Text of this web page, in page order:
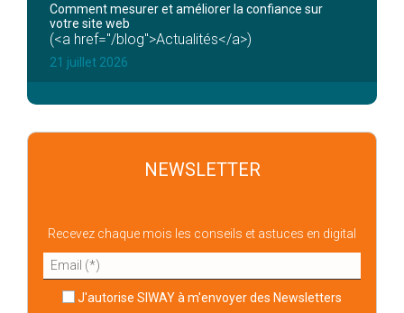
Comment mesurer et améliorer la confiance sur
votre site web
(<a href="/blog">Actualités</a>)
21 juillet 2026
NEWSLETTER
Recevez chaque mois les conseils et astuces en digital
J'autorise SIWAY à m'envoyer des Newsletters